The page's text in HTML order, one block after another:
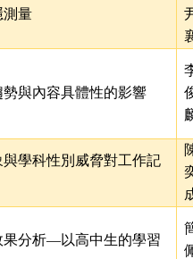
測量
與內容具體性的影響
學科性別威脅對工作記
果分析—以高中生的學習